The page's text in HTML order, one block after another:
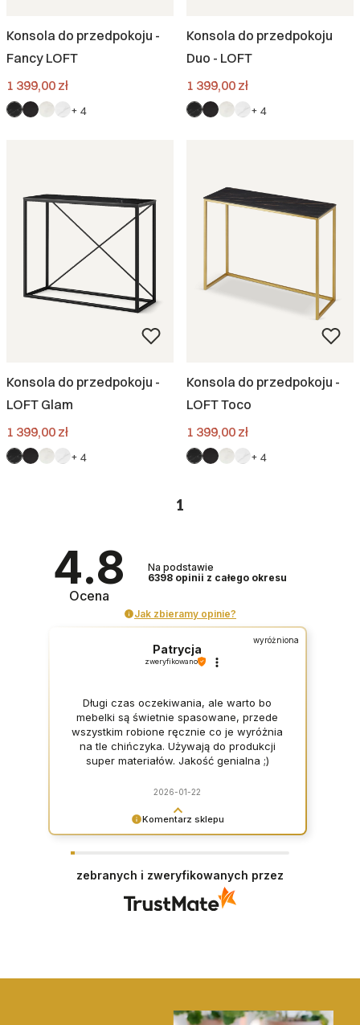
Konsola do przedpokoju -
Fancy LOFT
Cena
1 399,00 zł
+ 4
Konsola do przedpokoju
Duo - LOFT
Cena
1 399,00 zł
+ 4
Konsola do przedpokoju -
LOFT Glam
Cena
1 399,00 zł
+ 4
Konsola do przedpokoju -
LOFT Toco
Cena
1 399,00 zł
+ 4
1
4.8
Ocena
Na podstawie
6398opinii z całego okresu
Jak zbieramy opinie?
Komentarz sklepu
wyróżniona
Patrycja
zweryfikowano
Długi czas oczekiwania, ale warto bo
mebelki są świetnie spasowane, przede
wszystkim robione ręcznie co je wyróżnia
na tle chińczyka. Używają do produkcji
super materiałów. Jakość genialna ;)
2026-01-22
zebranych i zweryfikowanych przez